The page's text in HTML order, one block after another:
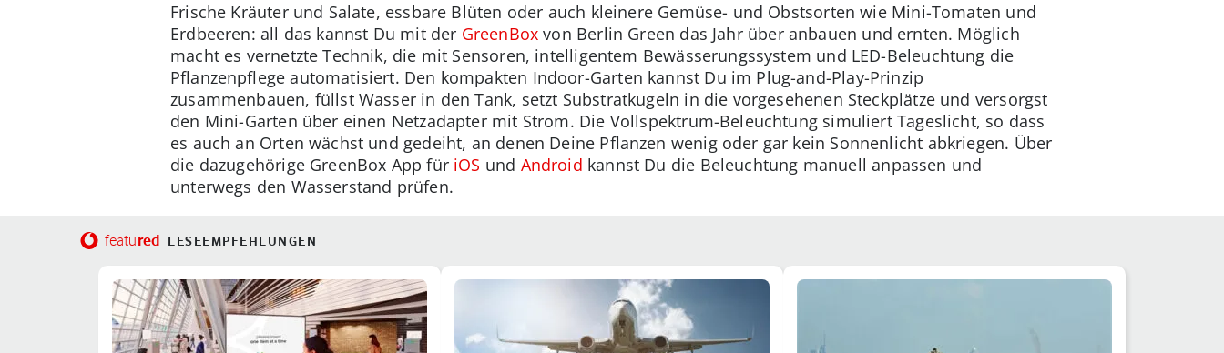
Frische Kräuter und Salate, essbare Blüten oder auch kleinere Gemüse- und Obstsorten wie Mini-Tomaten und
Erdbeeren: all das kannst Du mit der GreenBox von Berlin Green das Jahr über anbauen und ernten. Möglich
macht es vernetzte Technik, die mit Sensoren, intelligentem Bewässerungssystem und LED-Beleuchtung die
Pflanzenpflege automatisiert. Den kompakten Indoor-Garten kannst Du im Plug-and-Play-Prinzip
zusammenbauen, füllst Wasser in den Tank, setzt Substratkugeln in die vorgesehenen Steckplätze und versorgst
den Mini-Garten über einen Netzadapter mit Strom. Die Vollspektrum-Beleuchtung simuliert Tageslicht, so dass
es auch an Orten wächst und gedeiht, an denen Deine Pflanzen wenig oder gar kein Sonnenlicht abkriegen. Über
die dazugehörige GreenBox App für iOS und Android kannst Du die Beleuchtung manuell anpassen und
unterwegs den Wasserstand prüfen.
featured LESEEMPFEHLUNGEN